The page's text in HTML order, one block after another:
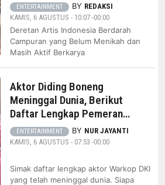
ENTERTAINMENT BY REDAKSI
KAMIS, 6 AGUSTUS - 10:07 -00:00
Deretan Artis Indonesia Berdarah
Campuran yang Belum Menikah dan
Masih Aktif Berkarya
Aktor Diding Boneng
Meninggal Dunia, Berikut
Daftar Lengkap Pemeran
Warkop DKI yang Telah
Berpulang
ENTERTAINMENT BY NUR JAYANTI
KAMIS, 6 AGUSTUS - 07:53 -00:00
Simak daftar lengkap aktor Warkop DKI
yang telah meninggal dunia. Siapa